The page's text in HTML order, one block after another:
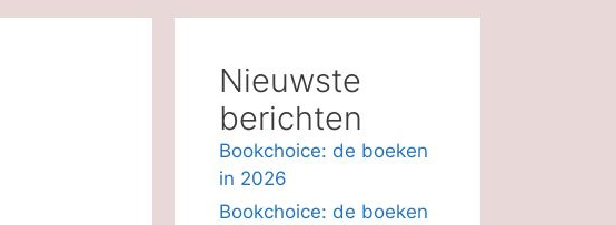
Nieuwste
berichten
Bookchoice: de boeken
in 2026
Bookchoice: de boeken